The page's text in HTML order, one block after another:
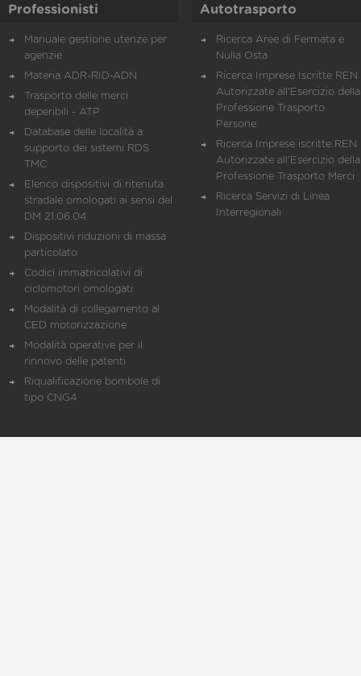
Professionisti
Manuale gestione utenze per
agenzie
Materia ADR-RID-ADN
Trasporto delle merci
deperibili - ATP
Database delle località a
supporto dei sistemi RDS
TMC
Elenco dispositivi di ritenuta
stradale omologati ai sensi del
DM 21.06.04
Dispositivi riduzioni di massa
particolato
Codici immatricolativi di
ciclomotori omologati
Modalità di collegamento al
CED motorizzazione
Modalità operative per il
rinnovo delle patenti
Riqualificazione bombole di
tipo CNG4
Autotrasporto
Ricerca Aree di Fermata e
Nulla Osta
Ricerca Imprese Iscritte REN
Autorizzate all'Esercizio della
Professione Trasporto
Persone
Ricerca Imprese iscritte REN
Autorizzate all'Esercizio della
Professione Trasporto Merci
Ricerca Servizi di Linea
Interregionali